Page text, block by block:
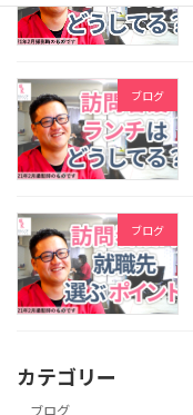
ブログ
ブログ
カテゴリー
ブログ